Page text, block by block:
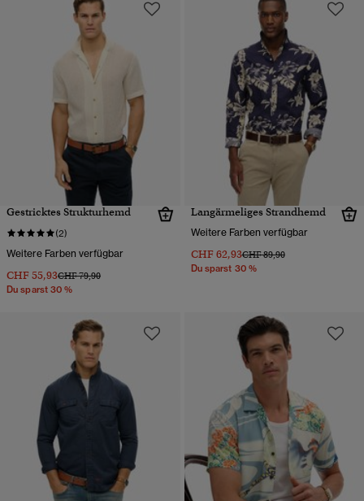
Gestricktes Strukturhemd
(2)
Weitere Farben verfügbar
CHF 55,93Preis wurde reduziert von
CHF 79,90bis
Du sparst 30 %
Langärmeliges Strandhemd
Weitere Farben verfügbar
CHF 62,93Preis wurde reduziert von
CHF 89,90bis
Du sparst 30 %